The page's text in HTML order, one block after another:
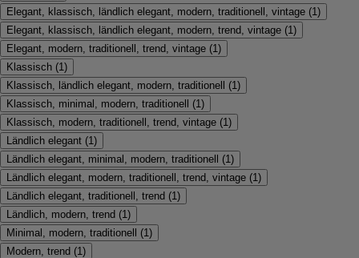
Elegant, klassisch, ländlich elegant, modern, traditionell, vintage (1 )
Elegant, klassisch, ländlich elegant, modern, trend, vintage (1 )
Elegant, modern, traditionell, trend, vintage (1 )
Klassisch (1 )
Klassisch, ländlich elegant, modern, traditionell
(1 )
Klassisch, minimal, modern, traditionell
(1 )
Klassisch, modern, traditionell, trend, vintage (1 )
Ländlich elegant (1 )
Ländlich elegant, minimal, modern, traditionell
(1 )
Ländlich elegant, modern, traditionell, trend, vintage (1 )
Ländlich elegant, traditionell, trend (1 )
Ländlich, modern, trend (1 )
Minimal, modern, traditionell
(1 )
Modern, trend (1 )